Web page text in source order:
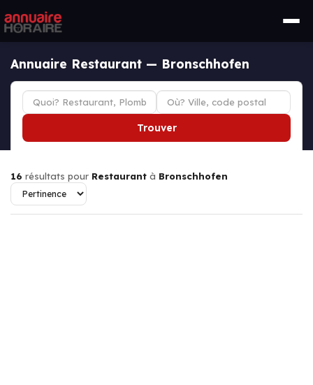
Annuaire Restaurant — Bronschhofen
Trouver
16 résultats pour Restaurant à Bronschhofen